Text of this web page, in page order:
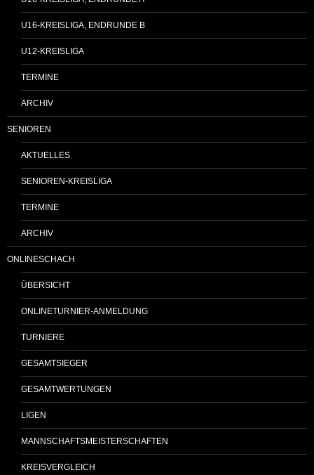
U16-KREISLIGA, ENDRUNDE B
U12-KREISLIGA
TERMINE
ARCHIV
SENIOREN
AKTUELLES
SENIOREN-KREISLIGA
TERMINE
ARCHIV
ONLINESCHACH
ÜBERSICHT
ONLINETURNIER-ANMELDUNG
TURNIERE
GESAMTSIEGER
GESAMTWERTUNGEN
LIGEN
MANNSCHAFTSMEISTERSCHAFTEN
KREISVERGLEICH